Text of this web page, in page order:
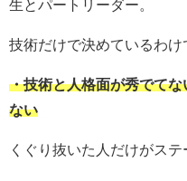
生とパートリーダー。
技術だけで決めているわけ
・技術と人格面が秀でて
ない
くぐり抜いた人だけがス